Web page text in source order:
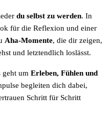
du selbst zu werden. In
für die Reflexion und einer
Aha-Momente, die dir zeigen,
und letztendlich loslässt.
geht um Erleben, Fühlen und
begleiten dich dabei,
Schritt für Schritt